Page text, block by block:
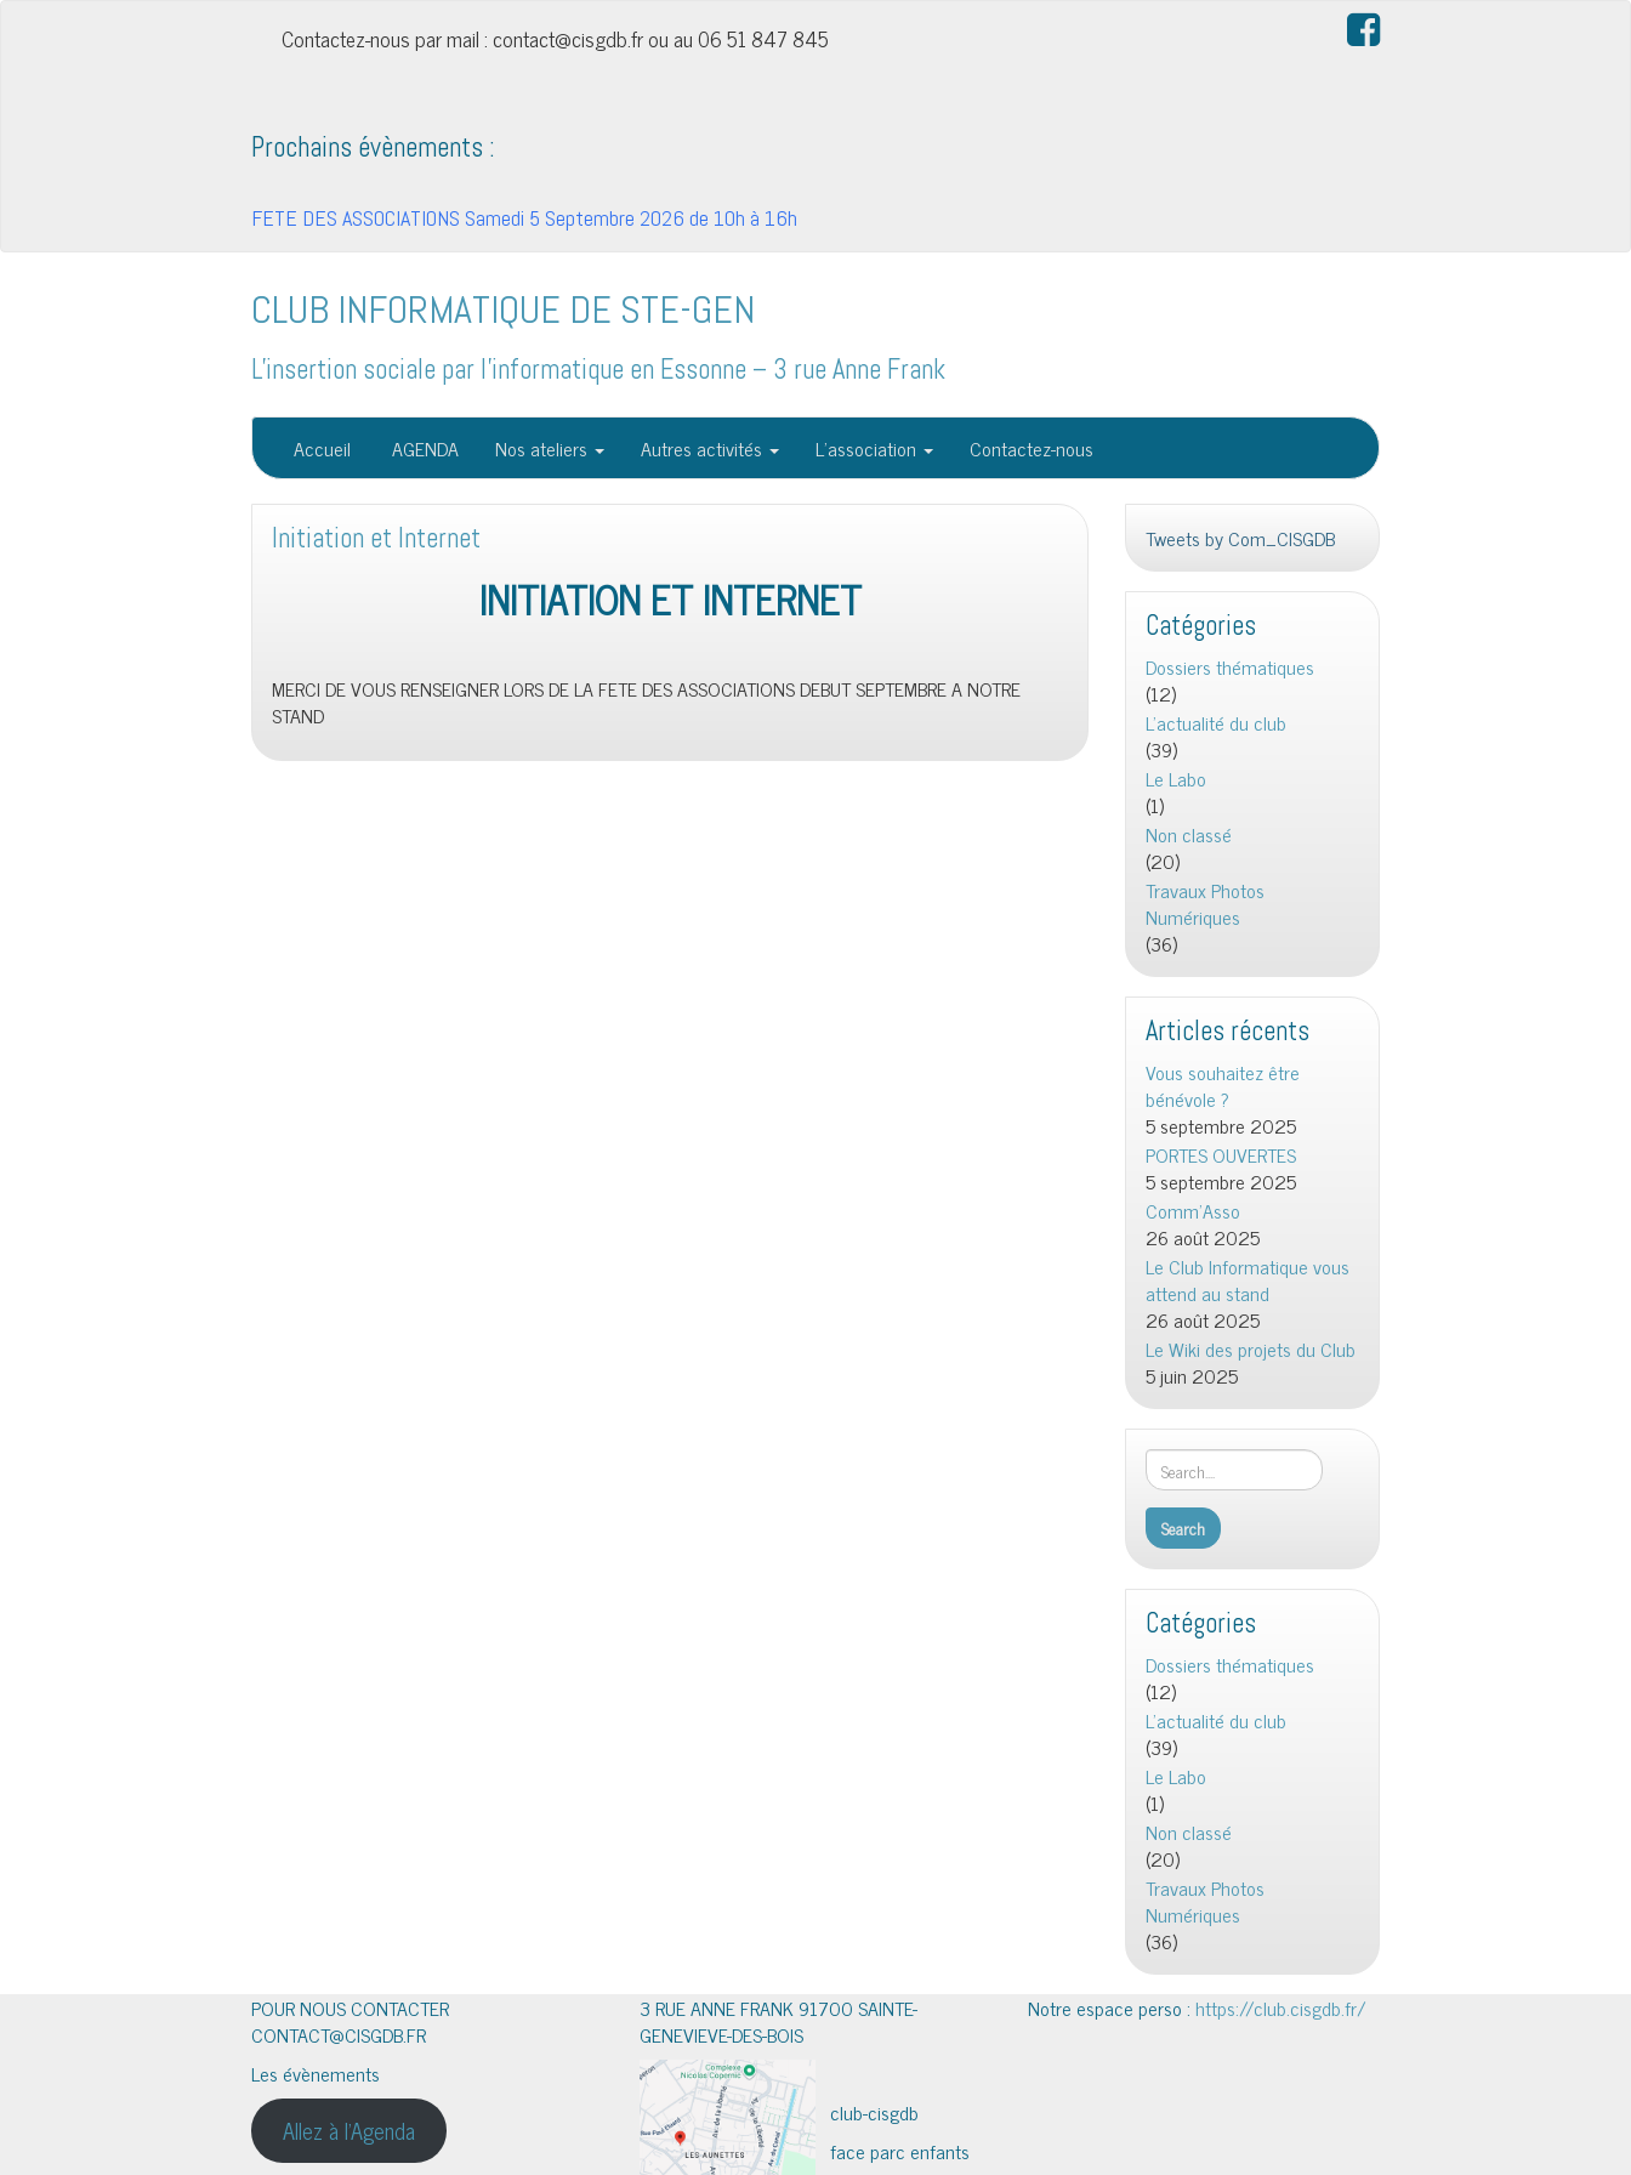
Contactez-nous par mail : contact@cisgdb.fr ou au 06 51 847 845
Prochains évènements :
FETE DES ASSOCIATIONS Samedi 5 Septembre 2026 de 10h à 16h
CLUB INFORMATIQUE DE STE-GEN
L'insertion sociale par l'informatique en Essonne – 3 rue Anne Frank
Accueil AGENDA Nos ateliers Autres activités L’association Contactez-nous
Initiation et Internet
INITIATION ET INTERNET
MERCI DE VOUS RENSEIGNER LORS DE LA FETE DES ASSOCIATIONS DEBUT SEPTEMBRE A NOTRE
STAND
Tweets by Com_CISGDB
Catégories
Dossiers thématiques
(12)
L'actualité du club
(39)
Le Labo
(1)
Non classé
(20)
Travaux Photos
Numériques
(36)
Articles récents
Vous souhaitez être
bénévole ?
5 septembre 2025
PORTES OUVERTES
5 septembre 2025
Comm’Asso
26 août 2025
Le Club Informatique vous
attend au stand
26 août 2025
Le Wiki des projets du Club
5 juin 2025
Catégories
Dossiers thématiques
(12)
L'actualité du club
(39)
Le Labo
(1)
Non classé
(20)
Travaux Photos
Numériques
(36)
POUR NOUS CONTACTER
CONTACT@CISGDB.FR
Les évènements
Allez à l'Agenda
3 RUE ANNE FRANK 91700 SAINTE-
GENEVIEVE-DES-BOIS
club-cisgdb
face parc enfants
Notre espace perso : https://club.cisgdb.fr/